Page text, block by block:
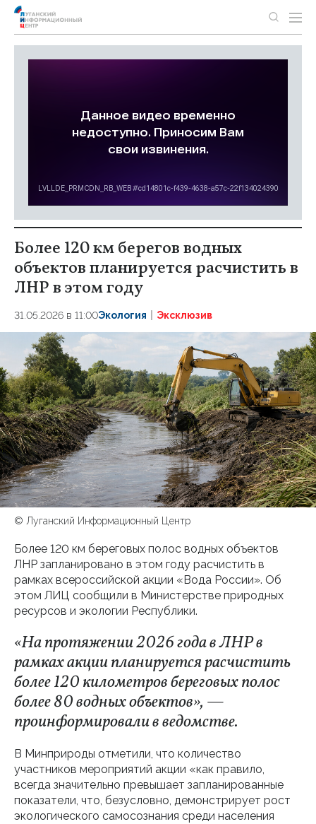
Более 120 км берегов водных
объектов планируется расчистить в
ЛНР в этом году
31.05.2026 в 11:00Экология Эксклюзив
© Луганский Информационный Центр
Более 120 км береговых полос водных объектов
ЛНР запланировано в этом году расчистить в
рамках всероссийской акции «Вода России». Об
этом ЛИЦ сообщили в Министерстве природных
ресурсов и экологии Республики.
«На протяжении 2026 года в ЛНР в
рамках акции планируется расчистить
более 120 километров береговых полос
более 80 водных объектов», —
проинформировали в ведомстве.
В Минприроды отметили, что количество
участников мероприятий акции «как правило,
всегда значительно превышает запланированные
показатели, что, безусловно, демонстрирует рост
экологического самосознания среди населения